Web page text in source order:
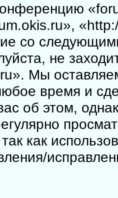
со
не
Мы
время и
об этом,
как